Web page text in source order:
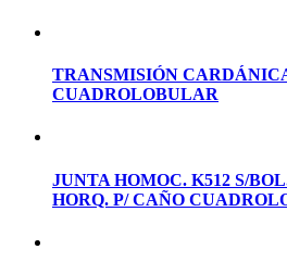
TRANSMISIÓN
CUADROLOBULAR
JUNTA HOMOC. K512 S/
HORQ. P/ CAÑO